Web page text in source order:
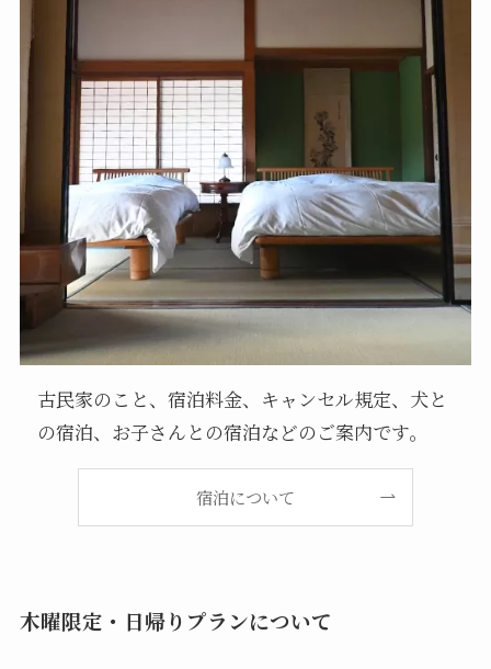
古民家のこと、宿泊料金、キャンセル規定、犬と
の宿泊、お子さんとの宿泊などのご案内です。
宿泊について
木曜限定・日帰りプランについて